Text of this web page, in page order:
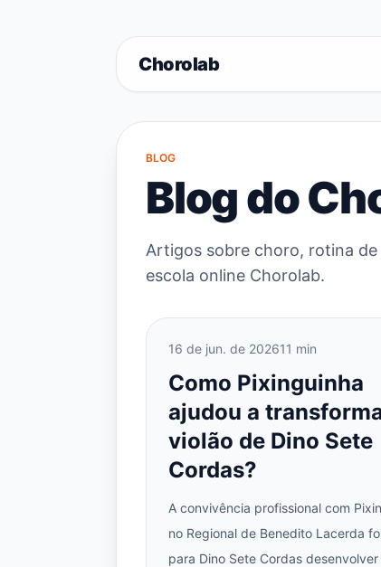
Chorolab
BLOG
Blog do
Artigos sobre choro, rotina
escola online Chorolab.
16 de jun. de 202611 min
Como Pixinguinha
ajudou a
violão de Dino Sete
Cordas?
A convivência profissional com
no Regional de Benedito Lacerda
para Dino Sete Cordas desenvolver